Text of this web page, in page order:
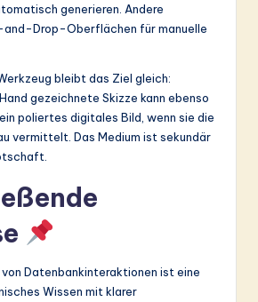
generieren. Andere
and-Drop-Oberflächen für manuelle
bleibt das Ziel gleich:
gezeichnete Skizze kann ebenso
poliertes digitales Bild, wenn sie die
vermittelt. Das Medium ist sekundär
Datenbankinteraktionen ist eine
Wissen mit klarer